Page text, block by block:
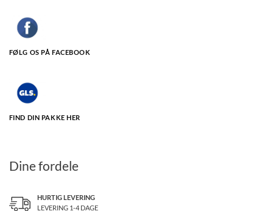
FØLG OS PÅ FACEBOOK
FIND DIN PAKKE HER
Dine fordele
HURTIG LEVERING
LEVERING 1-4 DAGE